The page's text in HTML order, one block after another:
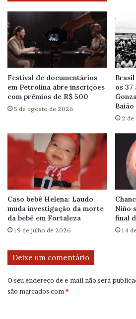
Festival de documentários
em Petrolina abre inscrições
com prêmios de R$ 500
5 de agosto de 2026
os 37
Baião
2
Caso bebê Helena: Laudo
muda investigação da morte
da bebê em Fortaleza
19 de julho de 2026
Niño
final
14
Deixe um comentário
O seu endereço de e-mail não será
são marcados com*